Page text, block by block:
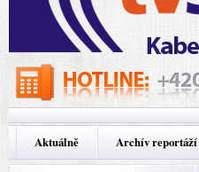
Aktuálně Archív reportáží